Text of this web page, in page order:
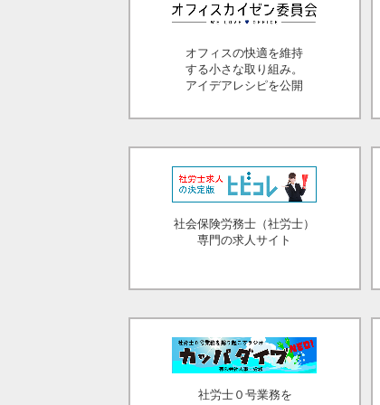
オフィスの快適を維持
する小さな取り組み。
アイデアレシピを公開
社会保険労務士（社労士）
専門の求人サイト
社労士０号業務を